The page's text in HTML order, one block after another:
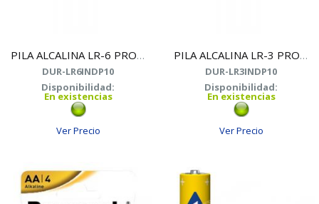
PILA ALCALINA LR-6 PROCELL
DUR-LR6INDP10
Disponibilidad:
En existencias
Ver Precio
PILA ALCALINA LR-3 PROCELL
DUR-LR3INDP10
Disponibilidad:
En existencias
Ver Precio